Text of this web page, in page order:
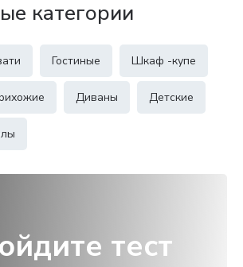
категории
Гостиные Шкаф -купе
Диваны Детские
тест